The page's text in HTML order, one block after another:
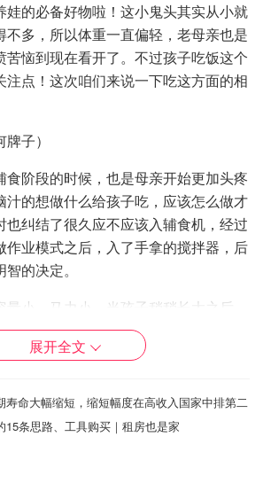
娃的必备好物啦！这小鬼头其实从小就
不多，所以体重一直偏轻，老母亲也是
苦恼到现在看开了。不过孩子吃饭这个
注点！这次咱们来说一下吃这方面的相
子）
食阶段的时候，也是母亲开始更加头疼
汁的想做什么给孩子吃，应该怎么做才
也纠结了很久应不应该入辅食机，经过
作业模式之后，入了手拿的搅拌器，后
的决定。
小，马力小，当孩子稍稍长大之后，
在日常生活中不怎么能用得上。而手拿
功能差不多，容量可以自己控制，份量
用直筒状的容器，宽口的容易飞溅
展开全文
寿命大幅缩短，缩短幅度在高收入国家中排第二
15条思路、工具购买｜租房也是家